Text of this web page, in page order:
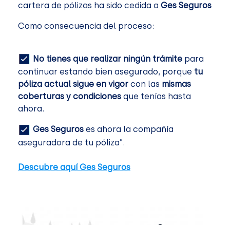
cartera de pólizas ha sido cedida a Ges Seguros
Como consecuencia del proceso:
No tienes que realizar ningún trámite para
continuar estando bien asegurado, porque tu
póliza actual sigue en vigor con las mismas
coberturas y condiciones que tenías hasta
ahora.
Ges Seguros es ahora la compañía
aseguradora de tu póliza”.
Descubre aquí Ges Seguros